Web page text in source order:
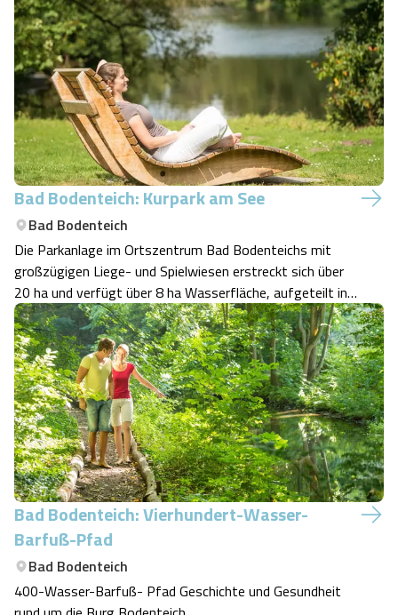
Angebote
Kontakt
Urlaub auf dem Bauernhof
Landschaftsführungen
Veranstaltungen
Battle Kart Bispingen
Adventure District Bispingen
Unterkünfte
Ausflugsziele
Bad Bodenteich: Kurpark am See
Bad Bodenteich
Die Parkanlage im Ortszentrum Bad Bodenteichs mit
großzügigen Liege- und Spielwiesen erstreckt sich über
20 ha und verfügt über 8 ha Wasserfläche, aufgeteilt in
drei Seen, die zum Entspannen, Bootfahren (Tretboote)
und Angeln einladen. "Drachen-Spielpark" ( über 2.500 qm
groß), Mehrgenerationenspi…
Bad Bodenteich: Vierhundert-Wasser-
Barfuß-Pfad
Bad Bodenteich
400-Wasser-Barfuß- Pfad Geschichte und Gesundheit